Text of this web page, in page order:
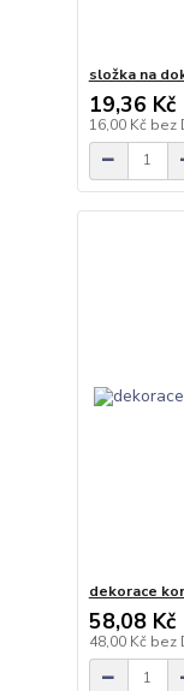
složka na
19,36 Kč
16,00 Kč bez
dekorace
58,08 Kč
48,00 Kč bez